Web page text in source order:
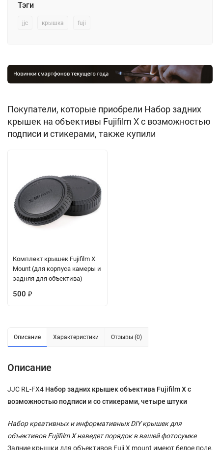
Тэги
jjc крышка fuji
Покупатели, которые приобрели Набор задних
крышек на объективы Fujifilm X с возможностью
подписи и стикерами, также купили
Комплект крышек Fujifilm X
Mount (для корпуса камеры и
задняя для объектива)
500 ₽
Описание Характеристики Отзывы (0)
Описание
JJC RL-FX4 Набор задних крышек объектива Fujifilm X с
возможностью подписи и со стикерами, четыре штуки
Набор креативных и информативных DIY крышек для
объективов Fujifilm X наведет порядок в вашей фотосумке
Задние крышки для объективов Fuji X mount имеют белое поле,